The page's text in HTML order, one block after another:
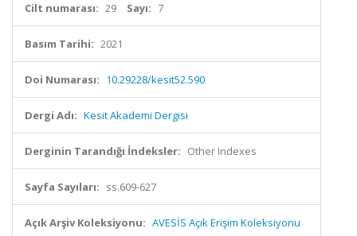
Cilt numarası: 29 Sayı: 7
Basım Tarihi: 2021
Doi Numarası: 10.29228/kesit52.590
Dergi Adı: Kesit Akademi Dergisi
Derginin Tarandığı İndeksler: Other Indexes
Sayfa Sayıları: ss.609-627
Açık Arşiv Koleksiyonu: AVESİS Açık Erişim Koleksiyonu